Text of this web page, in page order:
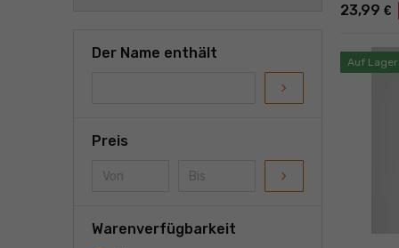
Der Name enthält
navigate_next
Preis
navigate_next
Warenverfügbarkeit
23,99 €
Auf